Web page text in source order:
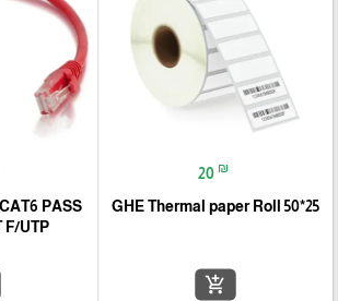
20 ₪
GHE Thermal paper Roll 50*25
add_shopping_cart
PASS
F/UTP